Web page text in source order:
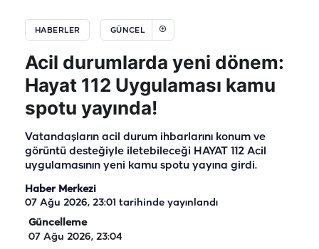
HABERLER GÜNCEL
Acil durumlarda yeni dönem:
Hayat 112 Uygulaması kamu
spotu yayında!
Vatandaşların acil durum ihbarlarını konum ve
görüntü desteğiyle iletebileceği HAYAT 112 Acil
uygulamasının yeni kamu spotu yayına girdi.
Haber Merkezi
07 Ağu 2026, 23:01 tarihinde yayınlandı
Güncelleme
07 Ağu 2026, 23:04